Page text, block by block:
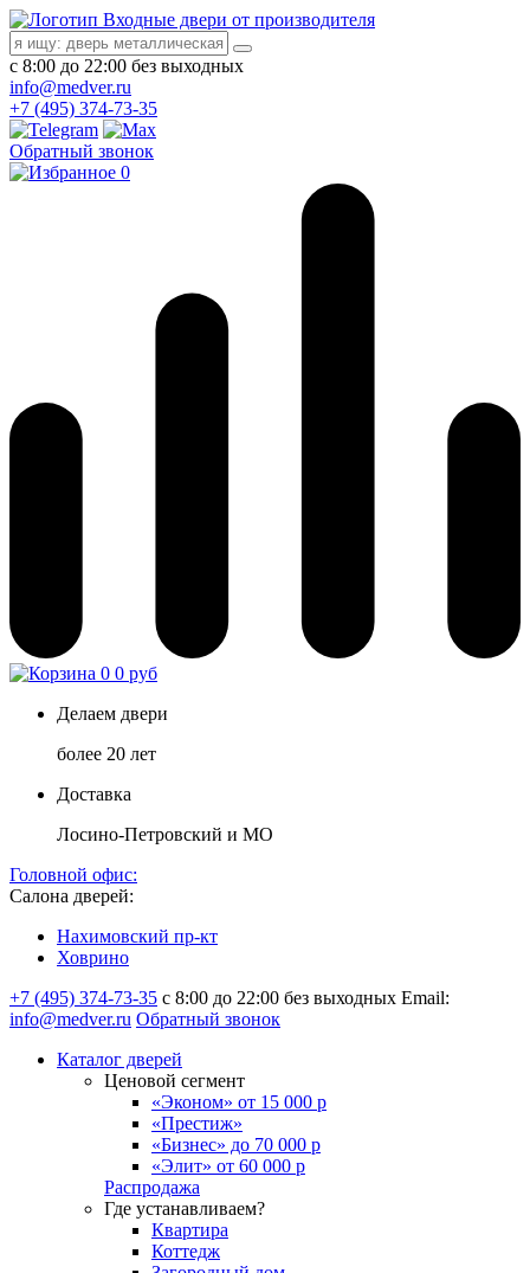
Входные двери от производителя
с 8:00 до 22:00 без выходных
info@medver.ru
+7 (495) 374-73-35
Обратный звонок
0
0 0 руб
Делаем двери
более 20 лет
Доставка
Лосино-Петровский и МО
Головной офис:
Салона дверей:
Нахимовский пр-кт
Ховрино
+7 (495) 374-73-35 с 8:00 до 22:00 без выходных Email:
info@medver.ru Обратный звонок
Каталог дверей
Ценовой сегмент
«Эконом» от 15 000 р
«Престиж»
«Бизнес» до 70 000 р
«Элит» от 60 000 р
Распродажа
Где устанавливаем?
Квартира
Коттедж